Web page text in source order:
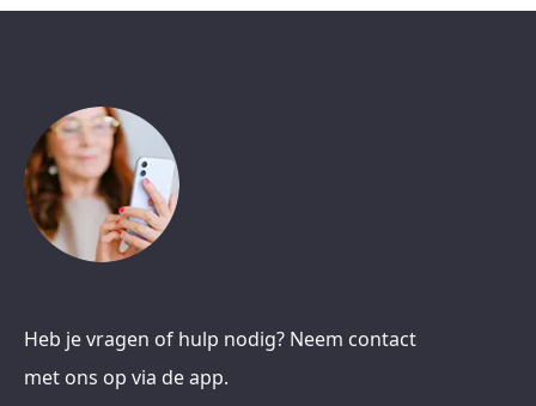
Heb je vragen of hulp nodig? Neem contact
met ons op via de app.